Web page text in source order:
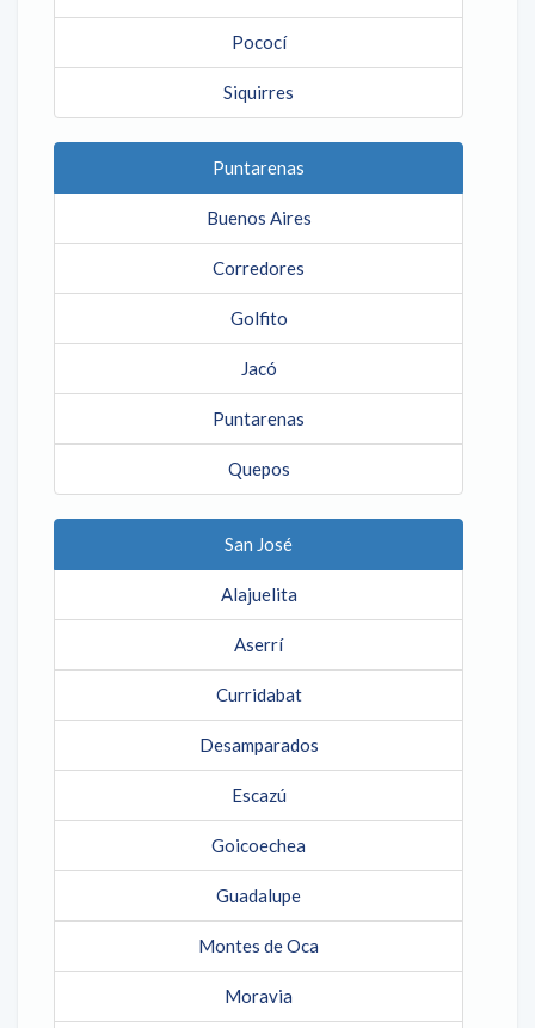
Pococí
Siquirres
Puntarenas
Buenos Aires
Corredores
Golfito
Jacó
Puntarenas
Quepos
San José
Alajuelita
Aserrí
Curridabat
Desamparados
Escazú
Goicoechea
Guadalupe
Montes de Oca
Moravia